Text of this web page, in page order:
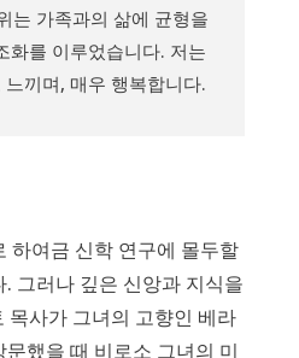
는 가족과의 삶에 균형을
화를 이루었습니다. 저는
끼며, 매우 행복합니다.
하여금 신학 연구에 몰두할
그러나 깊은 신앙과 지식을
목사가 그녀의 고향인 베라
했을 때 비로소 그녀의 미